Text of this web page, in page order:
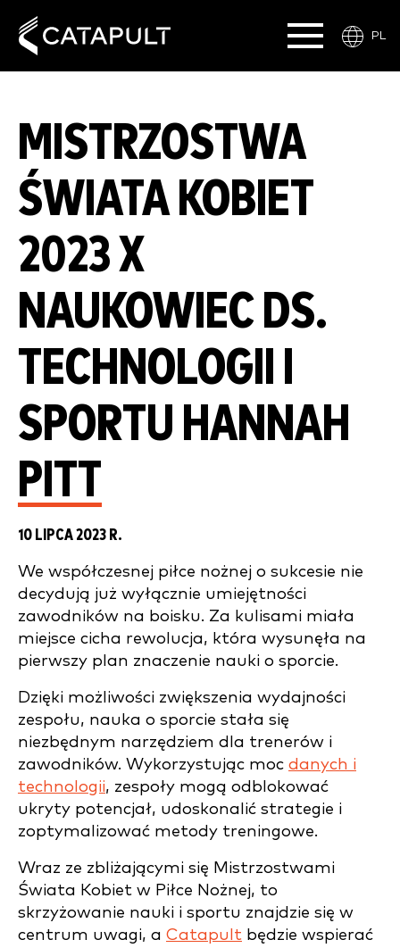
PL
MISTRZOSTWA
ŚWIATA KOBIET
2023 X
NAUKOWIEC DS.
TECHNOLOGII I
SPORTU HANNAH
PITT
10 LIPCA 2023 R.
We współczesnej piłce nożnej o sukcesie nie
decydują już wyłącznie umiejętności
zawodników na boisku. Za kulisami miała
miejsce cicha rewolucja, która wysunęła na
pierwszy plan znaczenie nauki o sporcie.
Dzięki możliwości zwiększenia wydajności
zespołu, nauka o sporcie stała się
niezbędnym narzędziem dla trenerów i
zawodników. Wykorzystując moc danych i
technologii, zespoły mogą odblokować
ukryty potencjał, udoskonalić strategie i
zoptymalizować metody treningowe.
Wraz ze zbliżającymi się Mistrzostwami
Świata Kobiet w Piłce Nożnej, to
skrzyżowanie nauki i sportu znajdzie się w
centrum uwagi, a Catapult będzie wspierać